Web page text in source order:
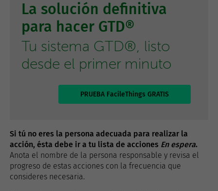
La solución definitiva
para hacer GTD®
Tu sistema GTD®, listo
desde el primer minuto
PRUEBA FacileThings GRATIS
Si tú no eres la persona adecuada para realizar la
acción, ésta debe ir a tu lista de acciones En espera.
Anota el nombre de la persona responsable y revisa el
progreso de estas acciones con la frecuencia que
consideres necesaria.